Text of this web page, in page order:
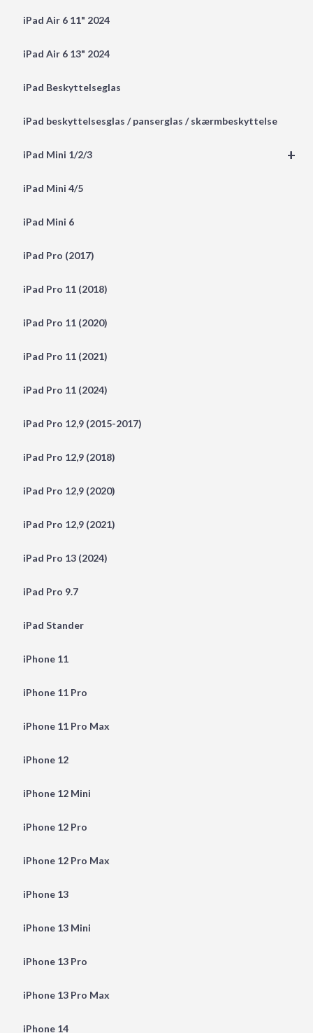
iPad Air 6 11" 2024
iPad Air 6 13" 2024
iPad Beskyttelseglas
iPad beskyttelsesglas / panserglas / skærmbeskyttelse
+
iPad Mini 1/2/3
iPad Mini 4/5
iPad Mini 6
iPad Pro (2017)
iPad Pro 11 (2018)
iPad Pro 11 (2020)
iPad Pro 11 (2021)
iPad Pro 11 (2024)
iPad Pro 12,9 (2015-2017)
iPad Pro 12,9 (2018)
iPad Pro 12,9 (2020)
iPad Pro 12,9 (2021)
iPad Pro 13 (2024)
iPad Pro 9.7
iPad Stander
iPhone 11
iPhone 11 Pro
iPhone 11 Pro Max
iPhone 12
iPhone 12 Mini
iPhone 12 Pro
iPhone 12 Pro Max
iPhone 13
iPhone 13 Mini
iPhone 13 Pro
iPhone 13 Pro Max
iPhone 14